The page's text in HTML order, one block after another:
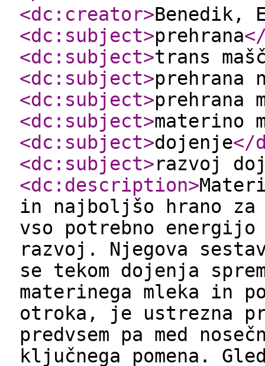
<dc:creator>Benedik,
<dc:subject>prehrana
<dc:subject>trans
<dc:subject>prehrana
<dc:subject>prehrana
<dc:subject>materino
<dc:subject>dojenje</
<dc:subject>razvoj
<dc:description>
in najboljšo hrano
vso potrebno
razvoj. Njegova
se tekom dojenja
materinega mleka in
otroka, je ustrezna
predvsem pa med
ključnega pomena.